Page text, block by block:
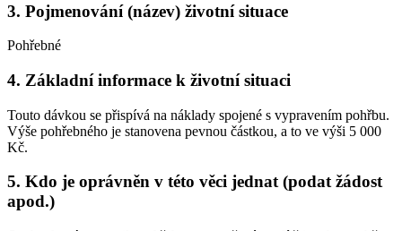
3. Pojmenování (název) životní situace
Pohřebné
4. Základní informace k životní situaci
Touto dávkou se přispívá na náklady spojené s vypravením pohřbu.
Výše pohřebného je stanovena pevnou částkou, a to ve výši 5 000
Kč.
5. Kdo je oprávněn v této věci jednat (podat žádost
apod.)